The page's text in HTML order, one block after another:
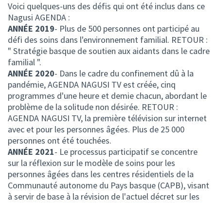
Voici quelques-uns des défis qui ont été inclus dans ce
Nagusi AGENDA :
ANNÉE 2019- Plus de 500 personnes ont participé au
défi des soins dans l'environnement familial. RETOUR :
" Stratégie basque de soutien aux aidants dans le cadre
familial ".
ANNÉE 2020- Dans le cadre du confinement dû à la
pandémie, AGENDA NAGUSI TV est créée, cinq
programmes d'une heure et demie chacun, abordant le
problème de la solitude non désirée. RETOUR :
AGENDA NAGUSI TV, la première télévision sur internet
avec et pour les personnes âgées. Plus de 25 000
personnes ont été touchées.
ANNÉE 2021- Le processus participatif se concentre
sur la réflexion sur le modèle de soins pour les
personnes âgées dans les centres résidentiels de la
Communauté autonome du Pays basque (CAPB), visant
à servir de base à la révision de l'actuel décret sur les